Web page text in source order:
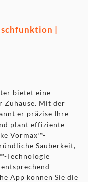
|
bietet eine
Zuhause. Mit der
er präzise Ihre
plant effiziente
Vormax™-
Sauberkeit,
Technologie
App können Sie die